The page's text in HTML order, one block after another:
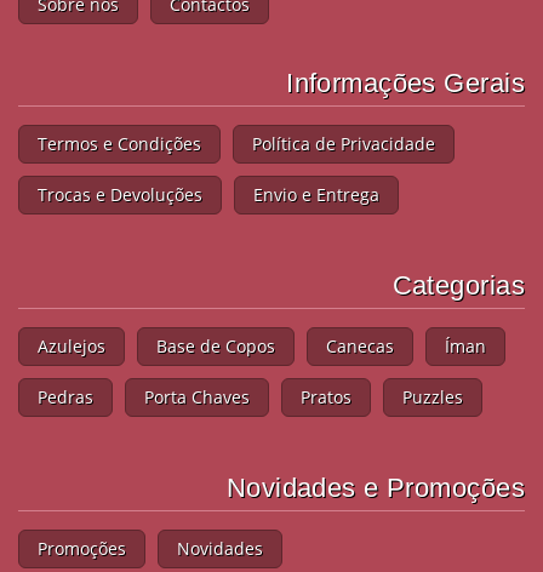
Informações Gerais
Termos e Condições Política de Privacidade
Trocas e Devoluções Envio e Entrega
Categorias
Azulejos Base de Copos Canecas Íman
Pedras Porta Chaves Pratos Puzzles
Novidades e Promoções
Promoções Novidades